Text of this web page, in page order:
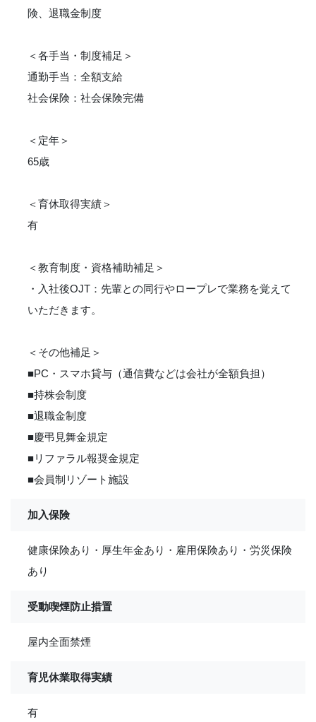
険、退職金制度
＜各手当・制度補足＞
通勤手当：全額支給
社会保険：社会保険完備
＜定年＞
65歳
＜育休取得実績＞
有
＜教育制度・資格補助補足＞
・入社後OJT：先輩との同行やロープレで業務を覚えて
いただきます。
＜その他補足＞
■PC・スマホ貸与（通信費などは会社が全額負担）
■持株会制度
■退職金制度
■慶弔見舞金規定
■リファラル報奨金規定
■会員制リゾート施設
加入保険
健康保険あり・厚生年金あり・雇用保険あり・労災保険
あり
受動喫煙防止措置
屋内全面禁煙
育児休業取得実績
有